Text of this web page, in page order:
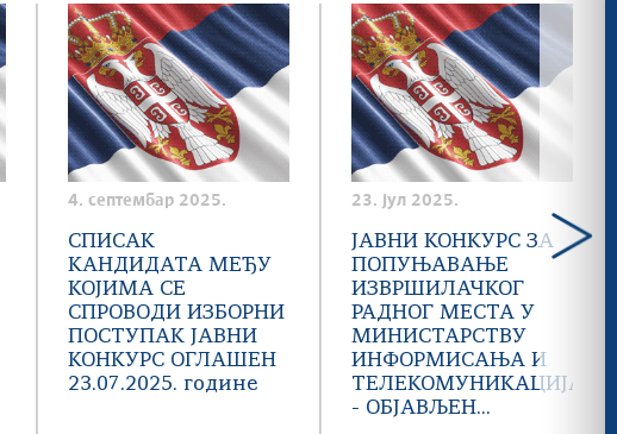
4. септембар 2025.
СПИСАК
КАНДИДАТА МЕЂУ
КОЈИМА СЕ
СПРОВОДИ ИЗБОРНИ
ПОСТУПАК ЈАВНИ
КОНКУРС ОГЛАШЕН
23.07.2025. године
23. јул 2025.
ЈАВНИ КОНКУРС ЗА
ПОПУЊАВАЊЕ
ИЗВРШИЛАЧКОГ
РАДНОГ МЕСТА У
МИНИСТАРСТВУ
ИНФОРМИСАЊА И
ТЕЛЕКОМУНИКАЦИЈА
- ОБЈАВЉЕН...